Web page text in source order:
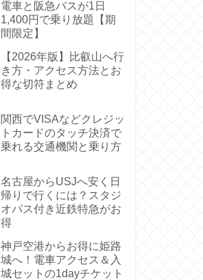
電車と阪急バスが1日
1,400円で乗り放題【期
間限定】
【2026年版】比叡山へ行
き方・アクセス方法とお
得な切符まとめ
関西でVISAなどクレジッ
トカードのタッチ決済で
乗れる交通機関と乗り方
名古屋からUSJへ安く日
帰りで行くには？スタジ
オパス付き近鉄特急がお
得
神戸空港からお得に姫路
城へ！電車アクセス＆入
城セットの1dayチケット